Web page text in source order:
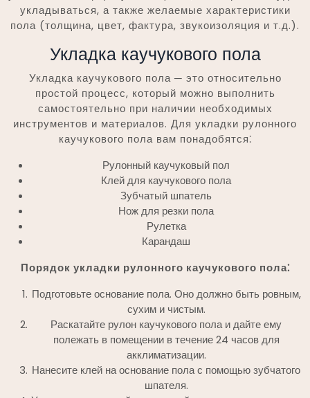
укладываться, а также желаемые характеристики
пола (толщина, цвет, фактура, звукоизоляция и т.д.).
Укладка каучукового пола
Укладка каучукового пола ─ это относительно
простой процесс, который можно выполнить
самостоятельно при наличии необходимых
инструментов и материалов. Для укладки рулонного
каучукового пола вам понадобятся⁚
Рулонный каучуковый пол
Клей для каучукового пола
Зубчатый шпатель
Нож для резки пола
Рулетка
Карандаш
Порядок укладки рулонного каучукового пола⁚
Подготовьте основание пола. Оно должно быть ровным,
сухим и чистым.
Раскатайте рулон каучукового пола и дайте ему
полежать в помещении в течение 24 часов для
акклиматизации.
Нанесите клей на основание пола с помощью зубчатого
шпателя.